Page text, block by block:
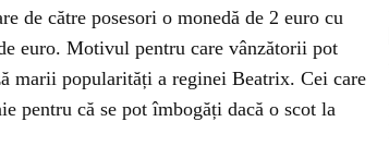
de către posesori o monedă de 2 euro cu
euro. Motivul pentru care vânzătorii pot
marii popularități a reginei Beatrix. Cei care
pentru că se pot îmbogăți dacă o scot la